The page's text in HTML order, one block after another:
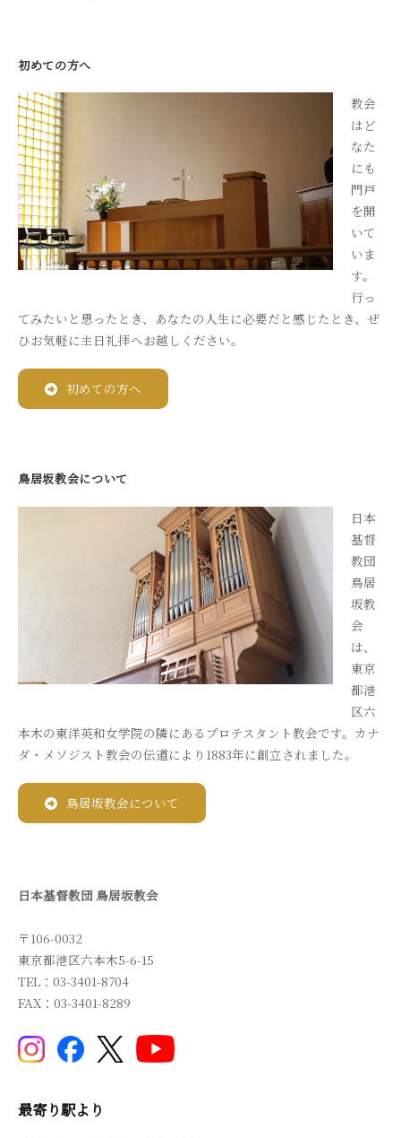
初めての方へ
教会
はど
なた
にも
門戸
を開
いて
いま
す。
行っ
てみたいと思ったとき、あなたの人生に必要だと感じたとき、ぜ
ひお気軽に主日礼拝へお越しください。
初めての方へ
鳥居坂教会について
日本
基督
教団
鳥居
坂教
会
は、
東京
都港
区六
本木の東洋英和女学院の隣にあるプロテスタント教会です。カナ
ダ・メソジスト教会の伝道により1883年に創立されました。
鳥居坂教会について
日本基督教団 鳥居坂教会
〒106-0032
東京都港区六本木5-6-15
TEL：03-3401-8704
FAX：03-3401-8289
最寄り駅より